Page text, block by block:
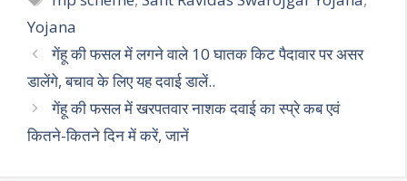
A
p
p
m o
k
Yojana
गेंहू की फसल में लगने वाले 10 घातक किट पैदावार पर असर
डालेंगे, बचाव के लिए यह दवाई डालें..
गेंहू की फसल में खरपतवार नाशक दवाई का स्प्रे कब एवं
कितने-कितने दिन में करें, जानें